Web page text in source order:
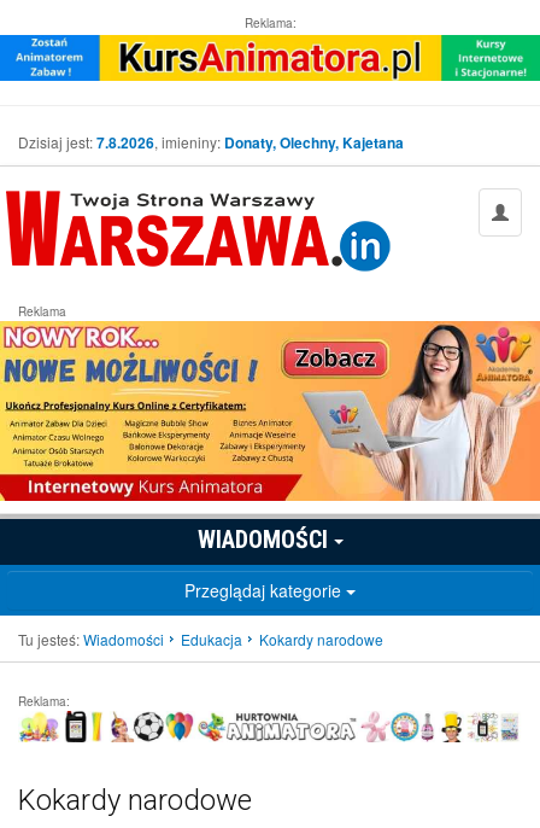
Reklama:
Dzisiaj jest:7.8.2026, imieniny: Donaty, Olechny, Kajetana
Reklama
WIADOMOŚCI
Przeglądaj kategorie
Tu jesteś:Wiadomości Edukacja Kokardy narodowe
Reklama:
Kokardy narodowe